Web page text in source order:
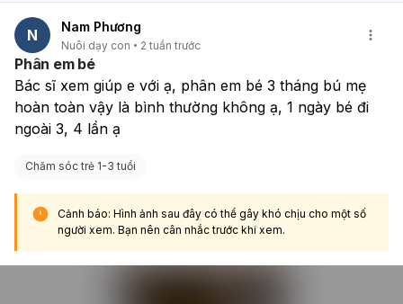
N Nam Phương
Nuôi dạy con 2 tuần trước
Phân em bé
Bác sĩ xem giúp e với ạ, phân em bé 3 tháng bú mẹ
hoàn toàn vậy là bình thường không ạ, 1 ngày bé đi
ngoài 3, 4 lần ạ
Chăm sóc trẻ 1-3 tuổi
Cảnh báo: Hình ảnh sau đây có thể gây khó chịu cho một số
người xem. Bạn nên cân nhắc trước khi xem.